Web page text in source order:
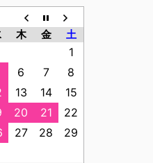
木 金 土
1
6 7
8
13 14
15
20 21
22
27 28
29